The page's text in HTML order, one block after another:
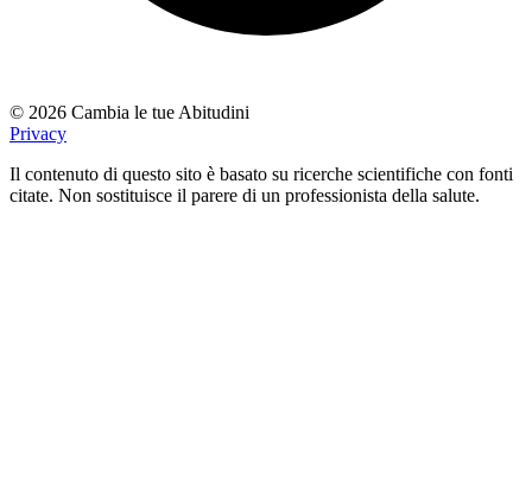
© 2026 Cambia le tue Abitudini
Privacy
Il contenuto di questo sito è basato su ricerche scientifiche con fonti
citate. Non sostituisce il parere di un professionista della salute.